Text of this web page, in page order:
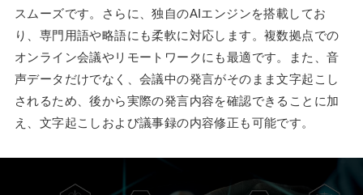
スムーズです。さらに、独自のAIエンジンを搭載してお
り、専門用語や略語にも柔軟に対応します。複数拠点での
オンライン会議やリモートワークにも最適です。また、音
声データだけでなく、会議中の発言がそのまま文字起こし
されるため、後から実際の発言内容を確認できることに加
え、文字起こしおよび議事録の内容修正も可能です。